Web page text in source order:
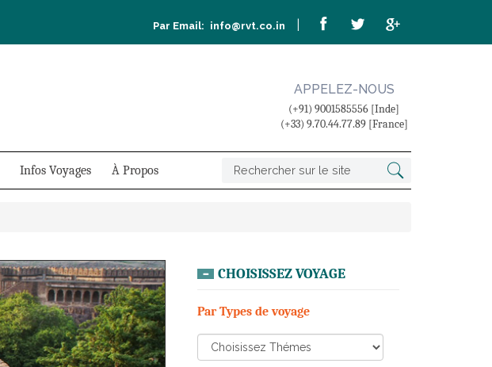
Par Email: info@rvt.co.in
APPELEZ-NOUS
(+91) 9001585556 [Inde]
(+33) 9.70.44.77.89 [France]
Infos Voyages À Propos
CHOISISSEZ VOYAGE
Par Types de voyage